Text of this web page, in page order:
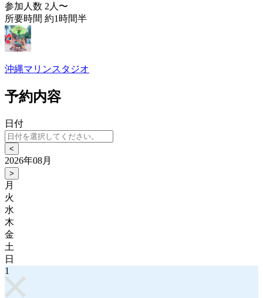
参加人数 2人〜
所要時間 約1時間半
沖縄マリンスタジオ
予約内容
日付
<
2026年08月
>
月
火
水
木
金
土
日
1